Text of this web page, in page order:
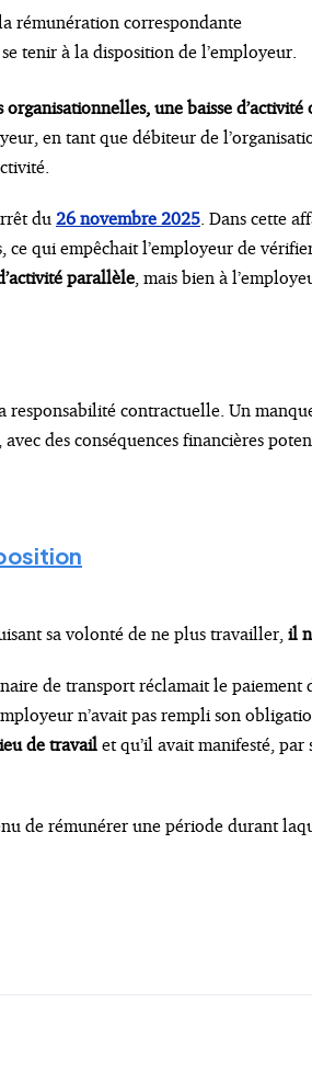
rémunération correspondante
tenir à la disposition de l’employeur.
une baisse
en tant que débiteur de
du 26 novembre 2025. Dans cette
qui empêchait l’employeur de
parallèle, mais bien à
contractuelle. Un
avec des conséquences financières
sa volonté de ne plus travailler, il
de transport réclamait le paiement
n’avait pas rempli son
de travail et qu’il avait manifesté, par
de rémunérer une période durant